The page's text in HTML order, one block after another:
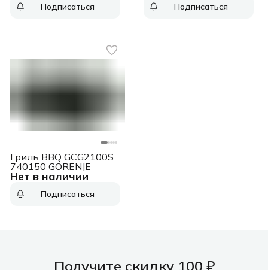
Подписаться Подписаться
Нет в наличии
Гриль BBQ GCG2100S
740150 GORENJE
Подписаться
Получите скидку 100 ₽